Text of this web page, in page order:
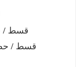
قسط /
قسط /